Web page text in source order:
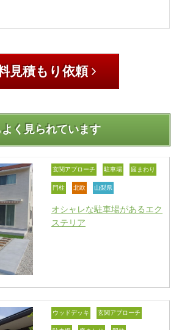
見積もり依頼
く見られています
玄関アプローチ 駐車場 庭まわり
門柱 北欧 山梨県
オシャレな駐車場があるエク
ステリア
ウッドデッキ 玄関アプローチ